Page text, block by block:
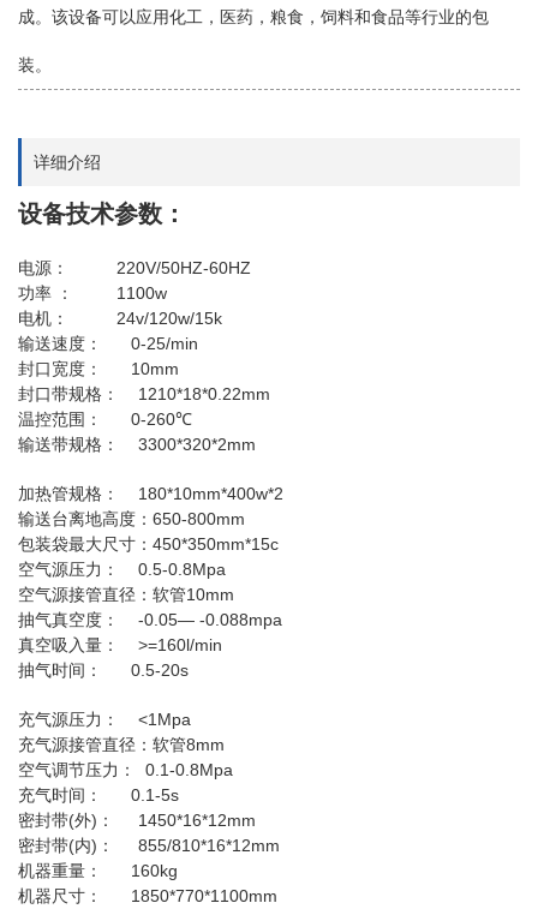
成。该设备可以应用化工，医药，粮食，饲料和食品等行业的包
装。
详细介绍
设备技术参数：
电源： 220V/50HZ-60HZ
功率 ： 1100w
电机： 24v/120w/15k
输送速度： 0-25/min
封口宽度： 10mm
封口带规格： 1210*18*0.22mm
温控范围： 0-260℃
输送带规格： 3300*320*2mm
加热管规格： 180*10mm*400w*2
输送台离地高度： 650-800mm
包装袋最大尺寸： 450*350mm*15c
空气源压力： 0.5-0.8Mpa
空气源接管直径：软管10mm
抽气真空度： -0.05— -0.088mpa
真空吸入量： >=160l/min
抽气时间： 0.5-20s
充气源压力： <1Mpa
充气源接管直径：软管8mm
空气调节压力： 0.1-0.8Mpa
充气时间： 0.1-5s
密封带(外) ： 1450*16*12mm
密封带(内) ： 855/810*16*12mm
机器重量： 160kg
机器尺寸： 1850*770*1100mm